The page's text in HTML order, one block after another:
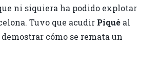
ni siquiera ha podido explotar
Tuvo que acudirPiquéal
cómo se remata un